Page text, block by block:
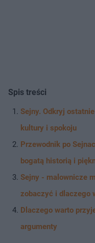
Spis treści
Sejny. Odkryj
kultury i spokoju
Przewodnik po
bogatą historią i
Sejny - malownicze
zobaczyć i dlaczego
Dlaczego warto
argumenty